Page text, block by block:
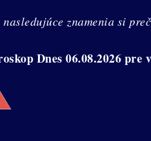
nasledujúce znamenia si
Dnes 06.08.2026